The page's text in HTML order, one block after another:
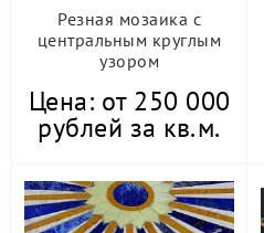
Резная мозаика с
центральным круглым
узором
Цена: от 250 000
рублей за кв.м.